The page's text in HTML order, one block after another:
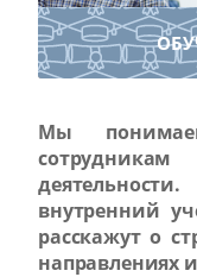
Мы
внутренний
расскажут о
направлениях